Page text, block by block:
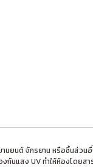
นยนต์ จักรยาน หรือชิ้นส่
แสง UV ทำให้ห้องโดยสา